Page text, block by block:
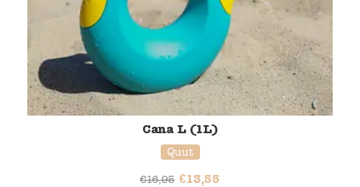
Cana L (1L)
Quut
€16,95 €13,55